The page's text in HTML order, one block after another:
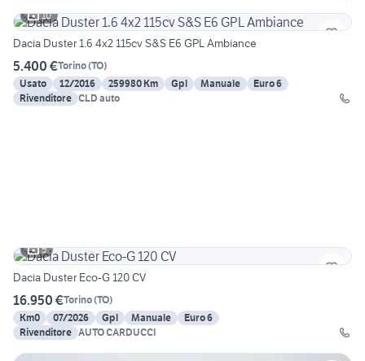
10
Dacia Duster 1.6 4x2 115cv S&S E6 GPL Ambiance
5.400 €Torino(TO)
Usato
12/2016 259980 Km Gpl Manuale
Euro 6
Rivenditore CLD auto
5
Dacia Duster Eco-G 120 CV
16.950 €Torino(TO)
Km0
07/2026 Gpl Manuale
Euro 6
Rivenditore AUTO CARDUCCI